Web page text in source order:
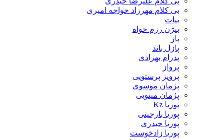
بی کلام مهرزاد خواجه امیری
بیات
بیژن رزم خواه
پاز
پازل باند
پدرام بهزادی
پرواز
پرویز پرستویی
پژمان موسوی
پژمان مینویی
پوریا Kz
پوریا بارجینی
پوریا حیدری
پوریا زادخوست